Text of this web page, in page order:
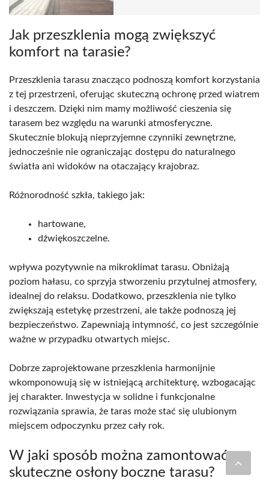
Jak przeszklenia mogą zwiększyć
komfort na tarasie?
Przeszklenia tarasu znacząco podnoszą komfort korzystania
z tej przestrzeni, oferując skuteczną ochronę przed wiatrem
i deszczem. Dzięki nim mamy możliwość cieszenia się
tarasem bez względu na warunki atmosferyczne.
Skutecznie blokują nieprzyjemne czynniki zewnętrzne,
jednocześnie nie ograniczając dostępu do naturalnego
światła ani widoków na otaczający krajobraz.
Różnorodność szkła, takiego jak:
hartowane,
dźwiękoszczelne.
wpływa pozytywnie na mikroklimat tarasu. Obniżają
poziom hałasu, co sprzyja stworzeniu przytulnej atmosfery,
idealnej do relaksu. Dodatkowo, przeszklenia nie tylko
zwiększają estetykę przestrzeni, ale także podnoszą jej
bezpieczeństwo. Zapewniają intymność, co jest szczególnie
ważne w przypadku otwartych miejsc.
Dobrze zaprojektowane przeszklenia harmonijnie
wkomponowują się w istniejącą architekturę, wzbogacając
jej charakter. Inwestycja w solidne i funkcjonalne
rozwiązania sprawia, że taras może stać się ulubionym
miejscem odpoczynku przez cały rok.
W jaki sposób można zamontować
skuteczne osłony boczne tarasu?